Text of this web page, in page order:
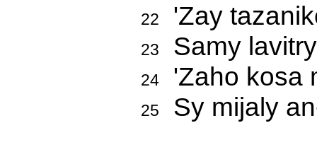
22 'Zay
23 Samy
24'Zaho kosa
25 Sy mijaly